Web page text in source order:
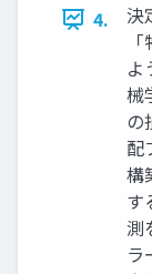
4.
決
よ
械
の
配
構
す
測
ラ